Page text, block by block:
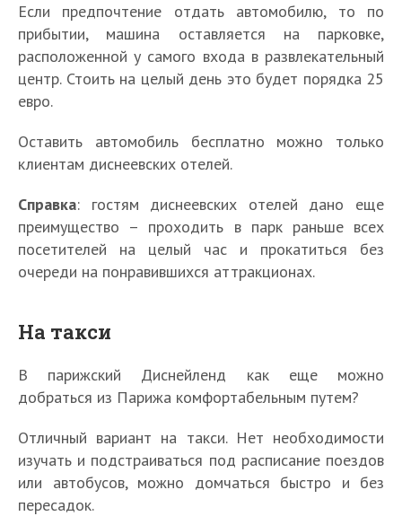
Если предпочтение отдать автомобилю, то по
прибытии, машина оставляется на парковке,
расположенной у самого входа в развлекательный
центр. Стоить на целый день это будет порядка 25
евро.
Оставить автомобиль бесплатно можно только
клиентам диснеевских отелей.
Справка: гостям диснеевских отелей дано еще
преимущество – проходить в парк раньше всех
посетителей на целый час и прокатиться без
очереди на понравившихся аттракционах.
На такси
В парижский Диснейленд как еще можно
добраться из Парижа комфортабельным путем?
Отличный вариант на такси. Нет необходимости
изучать и подстраиваться под расписание поездов
или автобусов, можно домчаться быстро и без
пересадок.